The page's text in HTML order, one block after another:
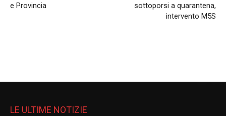
e Provincia
sottoporsi a quarantena,
intervento M5S
LE ULTIME NOTIZIE